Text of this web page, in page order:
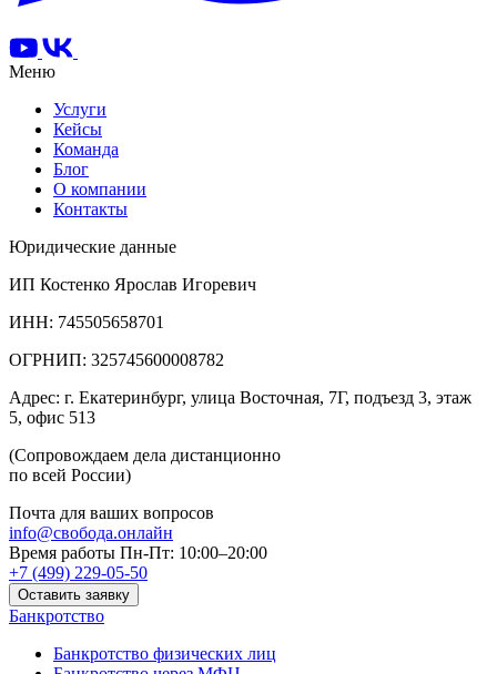
Меню
Услуги
Кейсы
Команда
Блог
О компании
Контакты
Юридические данные
ИП Костенко Ярослав Игоревич
ИНН: 745505658701
ОГРНИП: 325745600008782
Адрес: г. Екатеринбург, улица Восточная, 7Г, подъезд 3, этаж
5, офис 513
(Сопровождаем дела дистанционно
по всей России)
Почта для ваших вопросов
info@свобода.онлайн
Время работы Пн-Пт: 10:00–20:00
+7 (499) 229-05-50
Оставить заявку
Банкротство
Банкротство физических лиц